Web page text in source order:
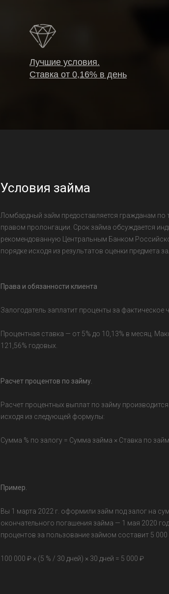
Лучшие условия.
Ставка от 0,16% в день
Условия займа
Ломбардный займ предоставляется гражданам по
правом пролонгации. Срок займа обсуждается
рекомендованную Центральным Банком
порядке исходя из результатов оценки предмета
Права и обязанности клиента
Залогодатель заплатит проценты за фактическое
Процентная ставка — от 5% до 10,13% в месяц.
121,56% годовых.
Расчет процентов по займу.
Расчет процентных выплат по займу
исходя из следующей формулы:
Сумма % по залогу = Сумма займа × Ставка по
Пример.
Вы 1 марта 2022 г. оформили займ под залог на
окончательного погашения займа — 1 мая 2020
процентов за пользование займом составит 5 000
100 000 ₽ × (5 % / 30 дней) × 30 дней = 5 000 ₽